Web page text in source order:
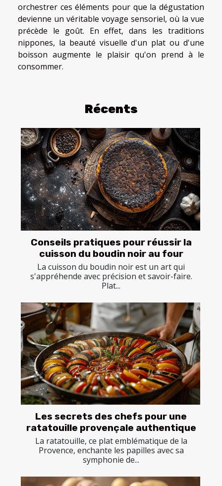
orchestrer ces éléments pour que la dégustation
devienne un véritable voyage sensoriel, où la vue
précède le goût. En effet, dans les traditions
nippones, la beauté visuelle d'un plat ou d'une
boisson augmente le plaisir qu'on prend à le
consommer.
Récents
Conseils pratiques pour réussir la
cuisson du boudin noir au four
La cuisson du boudin noir est un art qui
s'appréhende avec précision et savoir-faire.
Plat...
Les secrets des chefs pour une
ratatouille provençale authentique
La ratatouille, ce plat emblématique de la
Provence, enchante les papilles avec sa
symphonie de...